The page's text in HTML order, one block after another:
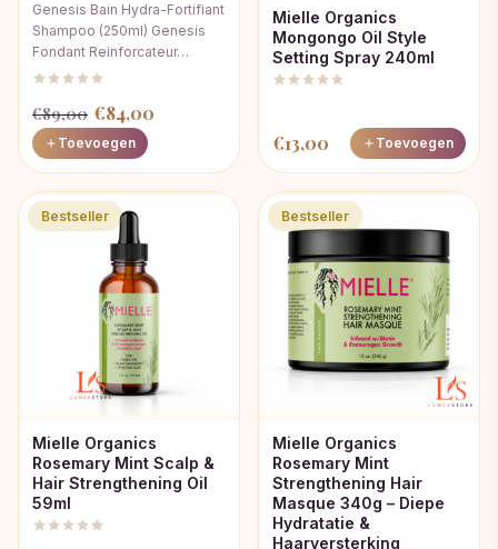
Genesis Bain Hydra-Fortifiant
Shampoo (250ml) Genesis
Fondant Reinforcateur…
€89,00 Oorspronkelijke
prijs
was:
€89,00.
€84,00
is:
€84,00.
Toevoegen
Mielle Organics
Mongongo Oil Style
Setting Spray 240ml
€13,00 Toevoegen
Bestseller
Mielle Organics
Rosemary Mint Scalp &
Hair Strengthening Oil
59ml
Bestseller
Mielle Organics
Rosemary Mint
Strengthening Hair
Masque 340g – Diepe
Hydratatie &
Haarversterking